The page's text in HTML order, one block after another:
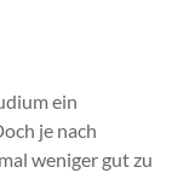
ein
je nach
weniger gut zu